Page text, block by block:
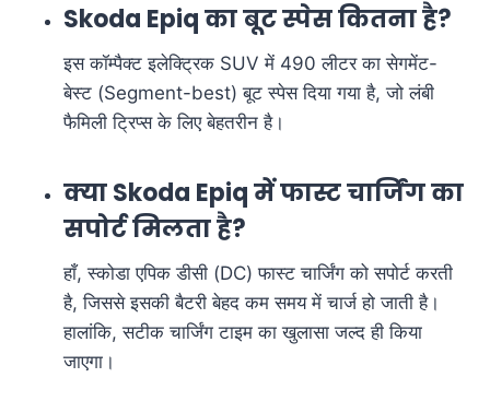
Skoda Epiq का बूट स्पेस कितना है?
इस कॉम्पैक्ट इलेक्ट्रिक SUV में 490 लीटर का सेगमेंट-
बेस्ट (Segment-best) बूट स्पेस दिया गया है, जो लंबी
फैमिली ट्रिप्स के लिए बेहतरीन है।
क्या Skoda Epiq में फास्ट चार्जिंग का
सपोर्ट मिलता है?
हाँ, स्कोडा एपिक डीसी (DC) फास्ट चार्जिंग को सपोर्ट करती
है, जिससे इसकी बैटरी बेहद कम समय में चार्ज हो जाती है।
हालांकि, सटीक चार्जिंग टाइम का खुलासा जल्द ही किया
जाएगा।